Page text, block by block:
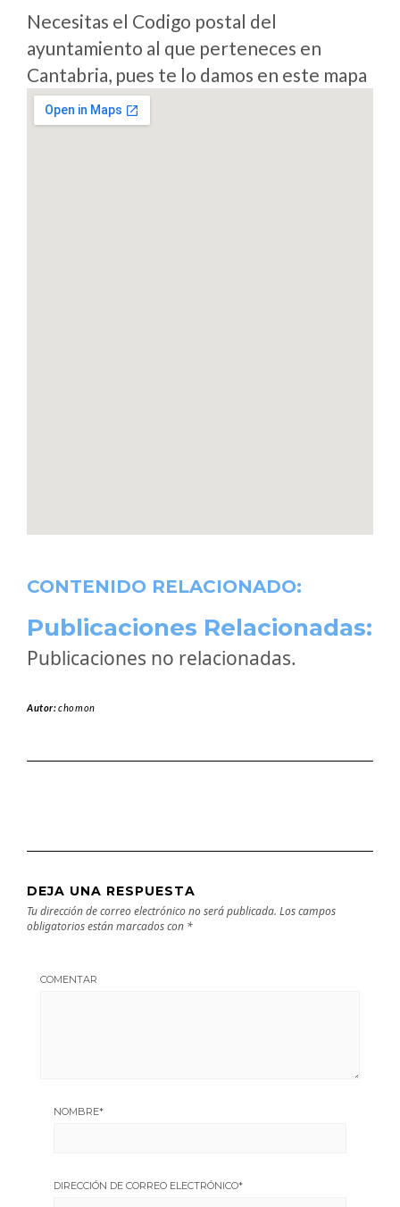
Necesitas el Codigo postal del
ayuntamiento al que perteneces en
Cantabria, pues te lo damos en este mapa
CONTENIDO RELACIONADO:
Publicaciones Relacionadas:
Publicaciones no relacionadas.
Autor:chomon
DEJA UNA RESPUESTA
Tu dirección de correo electrónico no será publicada. Los campos
obligatorios están marcados con *
COMENTAR
NOMBRE*
DIRECCIÓN DE CORREO ELECTRÓNICO*